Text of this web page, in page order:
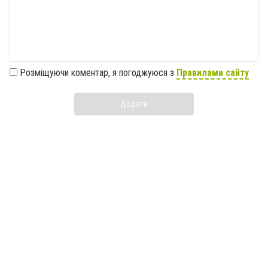
Розміщуючи коментар, я погоджуюся з Правилами сайту
Додати